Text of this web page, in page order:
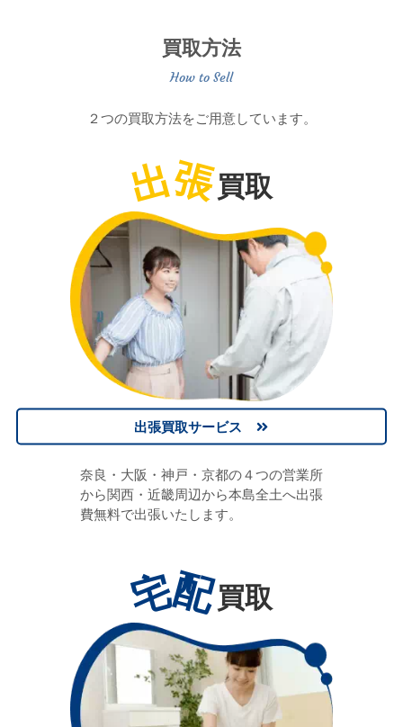
買取方法
２つの買取方法をご用意しています。
出張買取
出張買取サービス
奈良・大阪・神戸・京都の４つの営業所
から関西・近畿周辺から本島全土へ出張
費無料で出張いたします。
宅配買取